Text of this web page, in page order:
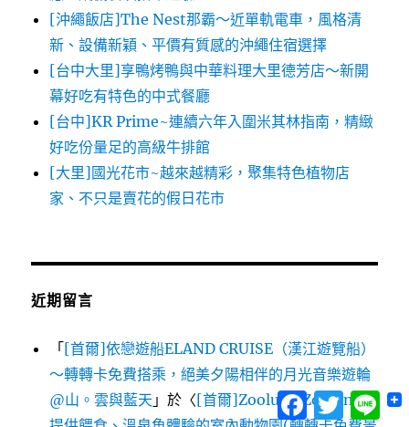
[沖繩飯店]The Nest那霸～近單軌電車，風格清
新、設備新穎、平價有質感的沖繩住宿選擇
[台中大里]享鴨烤鴨與中華料理大里德芳店～新開
幕好吃有特色的中式餐廳
[台中]KR Prime~連續六年入圍米其林指南，精緻
好吃份量足的高級牛排館
[大里]國光花市~越來越精彩，聚集特色植物店
家、不只是賣花的假日花市
近期留言
「[首爾]依戀遊船ELAND CRUISE（漢江遊覽船）
～轉轉卡免費搭乘，絕美夕陽相伴的月光音樂遊輪
@山。雲與藍天 」於〈[首爾]Zoolung Zoolung~
Facebook
Twitter